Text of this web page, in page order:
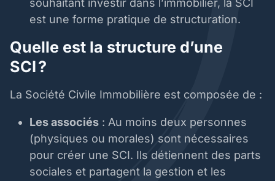
souhaitant investir dans l’immobilier, la SCI
est une forme pratique de structuration.
Quelle est la structure d’une
SCI ?
La Société Civile Immobilière est composée de :
Les associés : Au moins deux personnes
(physiques ou morales) sont nécessaires
pour créer une SCI. Ils détiennent des parts
sociales et partagent la gestion et les